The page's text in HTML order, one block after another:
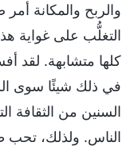
والربح والمكانة
التغلُّب على غواية
كلها متشابهة. لقد
في ذلك شيئًا سوى
السنين من الثقافة
الناس. ولذلك، تحب